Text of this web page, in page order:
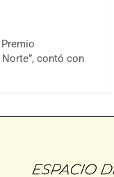
contó con